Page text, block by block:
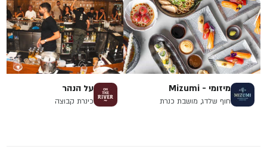
מיזומי - Mizumi
חוף שלדג, מושבת כנרת
על הנהר
כינרת קבוצה